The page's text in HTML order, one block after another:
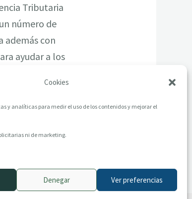
Cookies
y analíticas para medir el uso de los contenidos y mejorar el
ni de marketing.
Denegar Ver preferencias
Tributaria
número de
además con
ayudar a los